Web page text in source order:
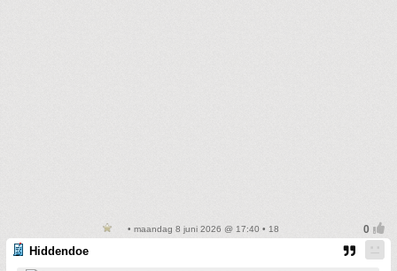
• maandag 8 juni 2026 @ 17:40 • 18
Hiddendoe